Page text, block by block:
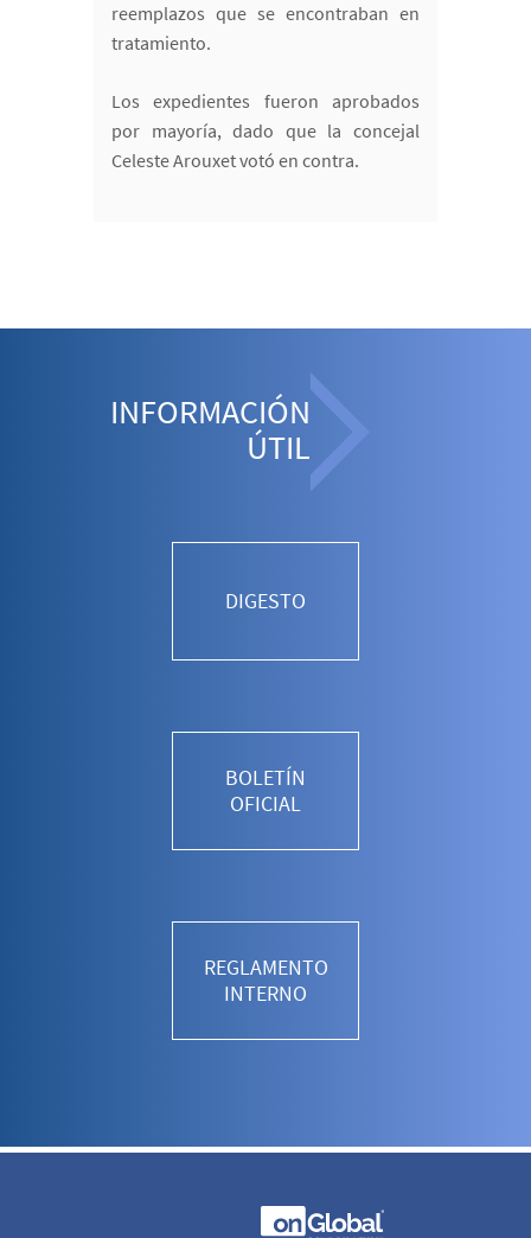
reemplazos que se encontraban en
tratamiento.
Los expedientes fueron aprobados
por mayoría, dado que la concejal
Celeste Arouxet votó en contra.
INFORMACIÓN
ÚTIL
DIGESTO
BOLETÍN
OFICIAL
REGLAMENTO
INTERNO